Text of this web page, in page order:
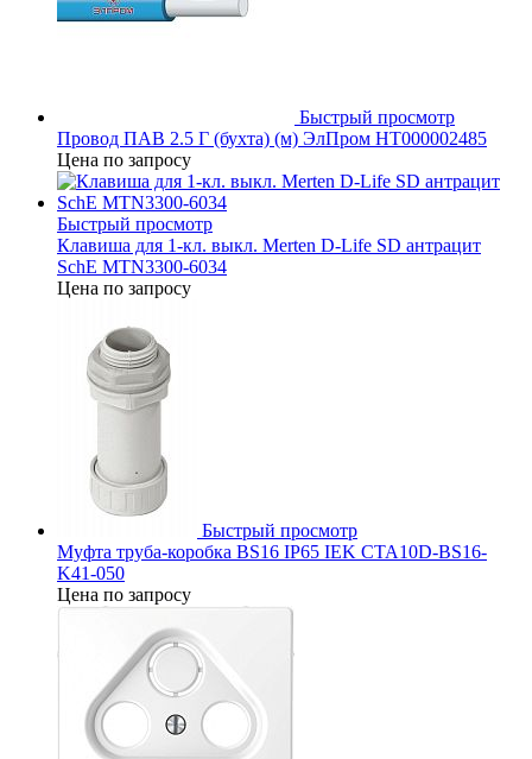
Быстрый просмотр
Провод ПАВ 2.5 Г (бухта) (м) ЭлПром НТ000002485
Цена по запросу
Быстрый просмотр
Клавиша для 1-кл. выкл. Merten D-Life SD антрацит
SchE MTN3300-6034
Цена по запросу
Быстрый просмотр
Муфта труба-коробка BS16 IP65 IEK CTA10D-BS16-
K41-050
Цена по запросу